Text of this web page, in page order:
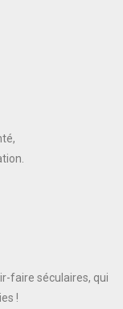
faire séculaires, qui
!